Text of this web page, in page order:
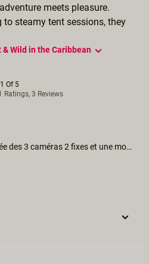
meets pleasure.
to steamy tent sessions, they
Informationen Wet & Wild in the Caribbean
Of 5
Ratings, 3 Reviews
J'adore les prises de vue l'idée des 3 caméras 2 fixes et une mobile .. Les femmes sont en sueur j'adore aussi et j'aime le décor de la belle tent .. Bravo à ces 2 Femmes .. Bravo pour les prises de vu aussi dans l'eau à la mer !!